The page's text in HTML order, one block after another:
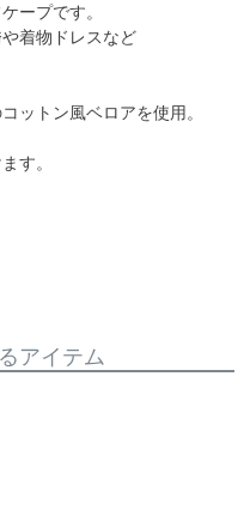
ープです。
着物ドレスなど
ットン風ベロアを使用。
す。
アイテム